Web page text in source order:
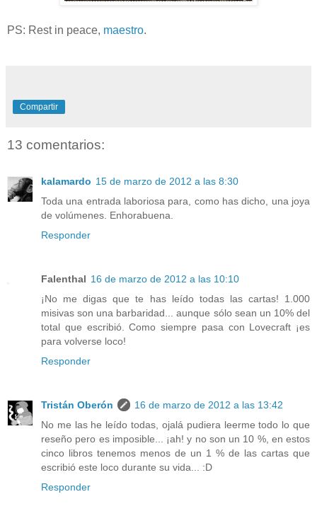
PS: Rest in peace, maestro.
Compartir
13 comentarios:
kalamardo 15 de marzo de 2012 a las 8:30
Toda una entrada laboriosa para, como has dicho, una joya
de volúmenes. Enhorabuena.
Responder
Falenthal 16 de marzo de 2012 a las 10:10
¡No me digas que te has leído todas las cartas! 1.000
misivas son una barbaridad... aunque sólo sean un 10% del
total que escribió. Como siempre pasa con Lovecraft ¡es
para volverse loco!
Responder
Tristán Oberón
16 de marzo de 2012 a las 13:42
No me las he leído todas, ojalá pudiera leerme todo lo que
reseño pero es imposible... ¡ah! y no son un 10 %, en estos
cinco libros tenemos menos de un 1 % de las cartas que
escribió este loco durante su vida... :D
Responder